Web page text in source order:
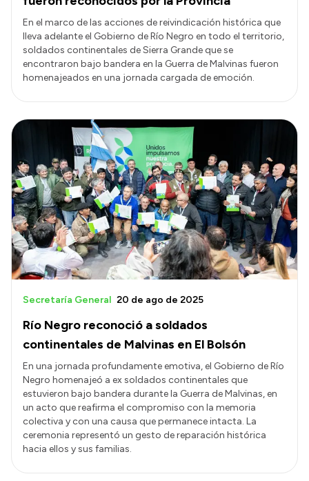
En el marco de las acciones de reivindicación histórica que
lleva adelante el Gobierno de Río Negro en todo el territorio,
soldados continentales de Sierra Grande que se
encontraron bajo bandera en la Guerra de Malvinas fueron
homenajeados en una jornada cargada de emoción.
Río Negro reconoció a soldados
continentales de Malvinas en El Bolsón
Secretaría General 20 de ago de 2025
En una jornada profundamente emotiva, el Gobierno de Río
Negro homenajeó a ex soldados continentales que
estuvieron bajo bandera durante la Guerra de Malvinas, en
un acto que reafirma el compromiso con la memoria
colectiva y con una causa que permanece intacta. La
ceremonia representó un gesto de reparación histórica
hacia ellos y sus familias.